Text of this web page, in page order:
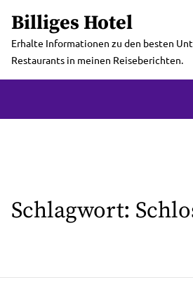
the
content
Billiges Hotel
Erhalte Informationen zu den besten
Restaurants in meinen Reiseberichten.
Schlagwort: